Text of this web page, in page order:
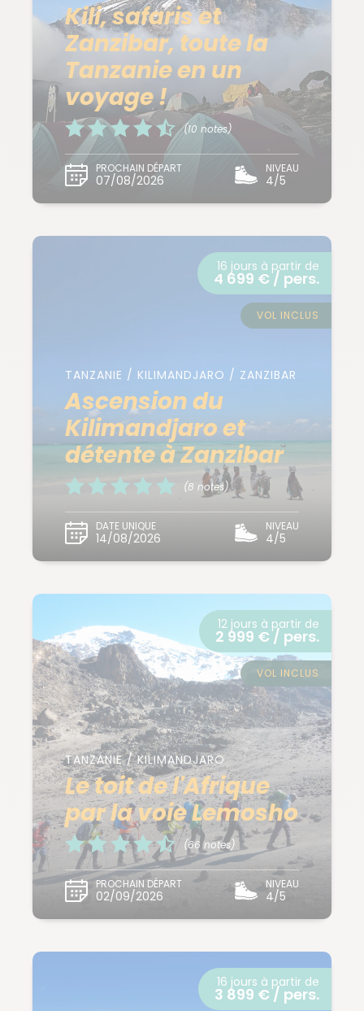
Kili, safaris et
Zanzibar, toute la
Tanzanie en un
voyage !
(10 notes)
PROCHAIN DÉPART
07/08/2026
NIVEAU
4/5
TANZANIE / KILIMANDJARO / ZANZIBAR
Ascension du
Kilimandjaro et
détente à Zanzibar
(8 notes)
DATE UNIQUE
14/08/2026
NIVEAU
4/5
16 jours à partir de
4 699 € / pers.
VOL INCLUS
TANZANIE / KILIMANDJARO
Le toit de l'Afrique
par la voie Lemosho
(66 notes)
PROCHAIN DÉPART
02/09/2026
NIVEAU
4/5
12 jours à partir de
2 999 € / pers.
VOL INCLUS
16 jours à partir de
3 899 € / pers.